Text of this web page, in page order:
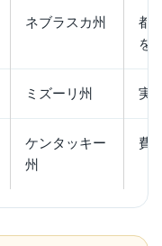
ネブラスカ州
都
を
ミズーリ州 実
ケンタッキー
州
費